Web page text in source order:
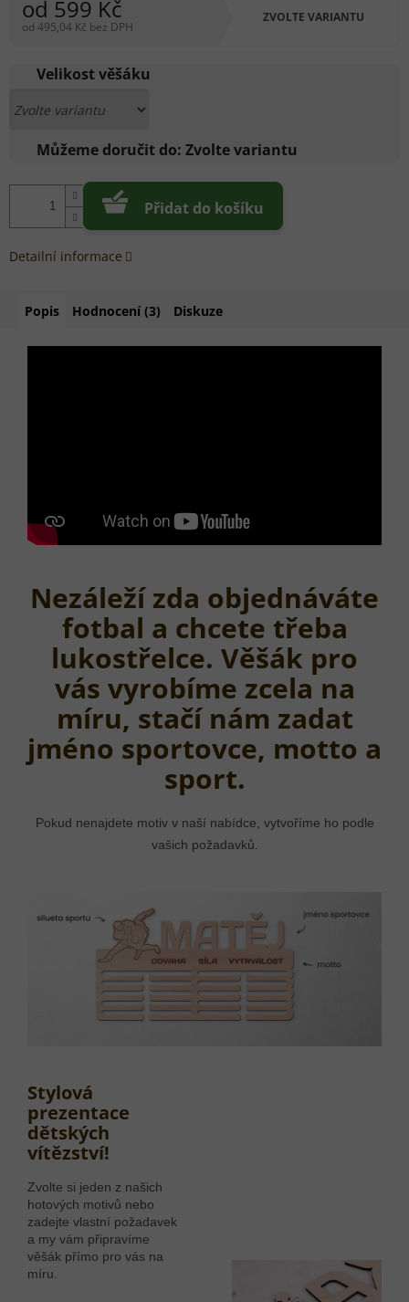
od 599 Kč
od 495,04 Kč bez DPH
cena:
ZVOLTE VARIANTU
Velikost věšáku
Můžeme doručit do: Zvolte variantu
Přidat do košíku
Detailní informace
Popis Hodnocení (3) Diskuze
Nezáleží zda objednáváte
fotbal a chcete třeba
lukostřelce. Věšák pro
vás vyrobíme zcela na
míru, stačí nám zadat
jméno sportovce, motto a
sport.
Pokud nenajdete motiv v naší nabídce, vytvoříme ho podle
vašich požadavků.
Stylová
prezentace
dětských
vítězství!
Zvolte si jeden z našich
hotových motivů nebo
zadejte vlastní požadavek
a my vám připravíme
věšák přímo pro vás na
míru.